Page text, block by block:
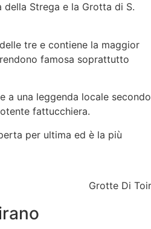
Strega e la Grotta di S.
tre e contiene la maggior
famosa soprattutto
a una leggenda locale secondo
fattucchiera.
per ultima ed è la più